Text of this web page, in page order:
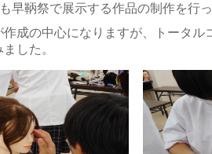
早鞆祭で展示する作品の制作を行っ
作成の中心になりますが、トータ
した。